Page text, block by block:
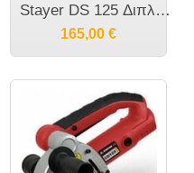
Stayer DS 125 Διπλός Κόφτης - Φρέζα αυλακώσεων 950W
165,00 €